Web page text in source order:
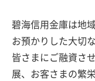
碧海信用金庫は地
お預かりした大切
皆さまにご融資さ
展、お客さまの繁